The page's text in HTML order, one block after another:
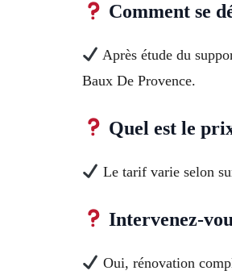
Comment se
Après étude du
Baux De Provence.
Quel est le
Le tarif varie selon
Intervenez-
Oui, rénovation